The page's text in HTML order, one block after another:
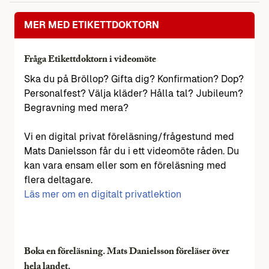
MER MED ETIKETTDOKTORN
Fråga Etikettdoktorn i videomöte
Ska du på Bröllop? Gifta dig? Konfirmation? Dop?
Personalfest? Välja kläder? Hålla tal? Jubileum?
Begravning med mera?
Vi en digital privat föreläsning/frågestund med
Mats Danielsson får du i ett videomöte råden. Du
kan vara ensam eller som en föreläsning med
flera deltagare.
Läs mer om en digitalt privatlektion
Boka en föreläsning. Mats Danielsson föreläser över